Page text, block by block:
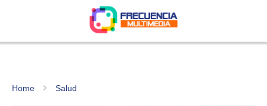
Home Salud